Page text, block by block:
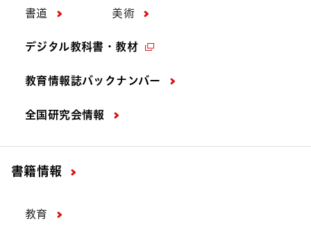
書道 美術
デジタル教科書・教材
教育情報誌バックナンバー
全国研究会情報
書籍情報
教育